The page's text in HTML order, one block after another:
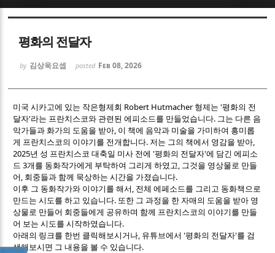
평화의 전달자
by 김상욱요셉 posted Feb 08, 2026
미국 시카고에 있는 작은형제회 Robert Hutmacher 형제는 '평화의 전
달자'라는 프란치스코와 관련된 에피소드를 만들었습니다. 그는 다른 음
악가들과 화가의 도움을 받아, 이 책에 음악과 미술을 가미하여 흥미롭
게 프란치스코의 이야기를 전개합니다. 저는 그의 책에서 영감을 받아,
2025년 성 프란치스코 대축일 미사 전에 '평화의 전달자'에 담긴 에피소
드 3개를 동화작가에게 부탁하여 그리게 하였고, 그것을 영상물로 만들
어, 회중들과 함께 묵상하는 시간을 가졌습니다.
이후 그 동화작가와 이야기를 해서, 전체 에페소드를 그리고 동화책으로
만드는 시도를 하고 있습니다. 또한 그 과정을 한 자매의 도움을 받아 영
상물로 만들어 회중들에게 공유하며 함께 프란치스코의 이야기를 만들
어 보는 시도를 시작하였습니다.
아래의 링크를 한번 클릭해보시거나, 유튜브에서 '평화의 전달자'를 검
색해보시면 그 내용을 볼 수 있습니다.
Sketchbook5, 스케치북5
Sketchbook5, 스케치북5
Sketchbook5, 스케치북5
Sketchbook5, 스케치북5